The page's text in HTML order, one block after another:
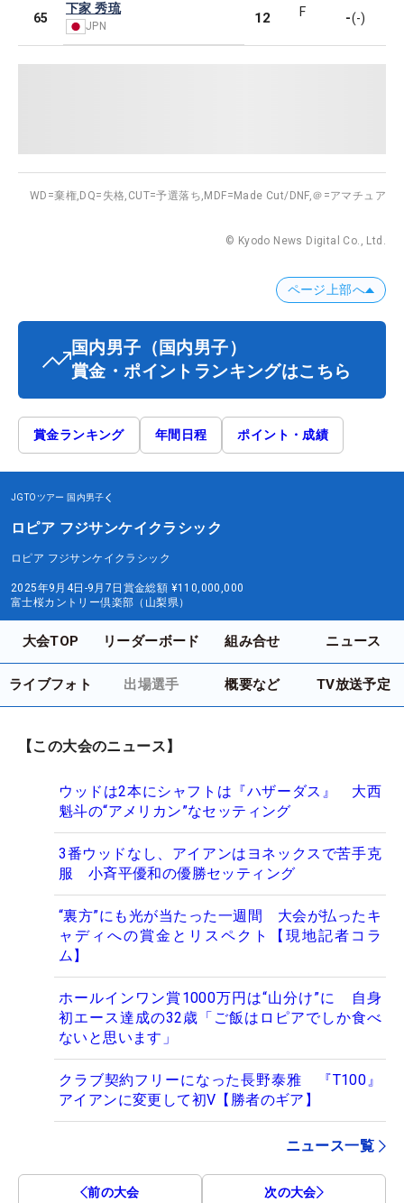
65
下家 秀琉
JPN 12 F -(-)
WD=棄権, DQ=失格, CUT=予選落ち, MDF=Made Cut/DNF,＠=アマチュア
© Kyodo News Digital Co., Ltd.
ページ上部へ
国内男子 （国内男子）
賞金・ポイントランキングはこちら
賞金ランキング 年間日程 ポイント・成績
JGTOツアー 国内男子
ロピア フジサンケイクラシック
ロピア フジサンケイクラシック
2025年9月4日-9月7日 賞金総額 ¥110,000,000
富士桜カントリー倶楽部（山梨県）
大会TOP リーダーボード 組み合せ ニュース
ライブフォト 出場選手 概要など TV放送予定
【この大会のニュース】
ウッドは2本にシャフトは『ハザーダス』 大西
魁斗の“アメリカン”なセッティング
3番ウッドなし、アイアンはヨネックスで苦手克
服 小斉平優和の優勝セッティング
“裏方”にも光が当たった一週間 大会が払ったキ
ャディへの賞金とリスペクト【現地記者コラ
ム】
ホールインワン賞1000万円は“山分け”に 自身
初エース達成の32歳「ご飯はロピアでしか食べ
ないと思います」
クラブ契約フリーになった長野泰雅 『T100』
アイアンに変更して初V【勝者のギア】
ニュース一覧
前の大会 次の大会